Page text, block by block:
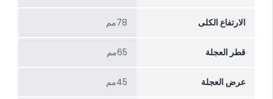
الارتفاع الکلی 78مم
قطر العجلة 65مم
عرض العجلة 45مم